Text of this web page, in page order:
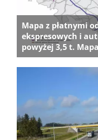
Mapa z płatnymi
ekspresowych i
powyżej 3,5 t.